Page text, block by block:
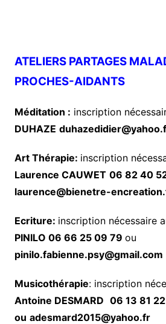
ATELIERS PARTAGES
PROCHES-AIDANTS
Méditation : inscription
DUHAZE
Art Thérapie: inscription
Laurence CAUWET 06 82 40
laurence@bienetre-
Ecriture: inscription nécessaire
PINILO 06 66 25 09 79 ou
pinilo.fabienne.psy@gmail.com
Musicothérapie: inscription
Antoine DESMARD 06 13 81
ou adesmard2015@yahoo.fr